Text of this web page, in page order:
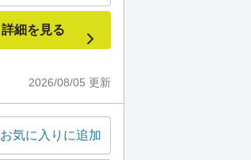
2026/08/05 更新
詳細を見る
お気に入りに追加